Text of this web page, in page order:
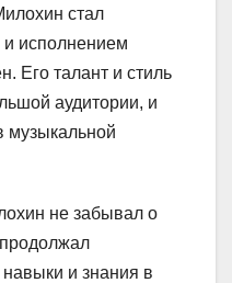
стал
и исполнением
Его талант и стиль
аудитории, и
музыкальной
не забывал о
и знания в